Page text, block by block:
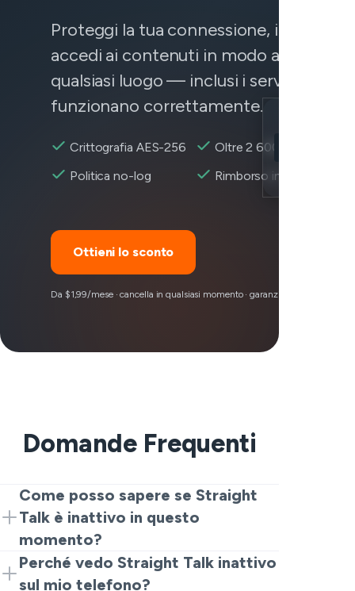
Proteggi la tua connessione, i tuoi dati
accedi ai contenuti in modo affidabile
qualsiasi luogo — inclusi i servizi che
funzionano correttamente.
Crittografia AES-256
Oltre 2 600+ server
Politica no-log
Rimborso in 30 giorni
Ottieni lo sconto
Da $1,99/mese · cancella in qualsiasi momento · garanzia di rimborso 30
Domande Frequenti
Come posso sapere se Straight
Talk è inattivo in questo
momento?
Controlla il tracker live e i rapporti recenti.
Se molte persone lo stanno segnalando
Perché vedo Straight Talk inattivo
sul mio telefono?